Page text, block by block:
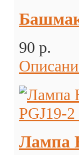
90 p.
Лампа